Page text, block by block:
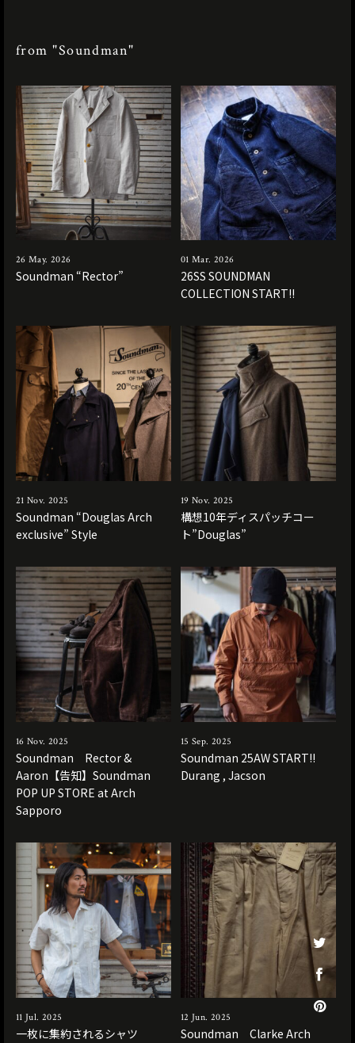
from "Soundman"
26 May. 2026
Soundman “Rector”
01 Mar. 2026
26SS SOUNDMAN
COLLECTION START!!
21 Nov. 2025
Soundman “Douglas Arch
exclusive” Style
19 Nov. 2025
構想10年ディスパッチコー
ト”Douglas”
16 Nov. 2025
Soundman Rector &
Aaron【告知】Soundman
POP UP STORE at Arch
Sapporo
15 Sep. 2025
Soundman 25AW START!!
Durang , Jacson
11 Jul. 2025
一枚に集約されるシャツ
12 Jun. 2025
Soundman Clarke Arch